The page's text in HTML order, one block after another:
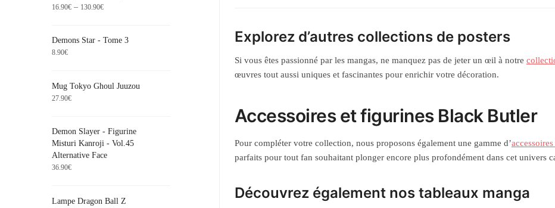
Explorez d’autres collections de posters
Si vous êtes passionné par les mangas, ne manquez pas de jeter un œil à notre
œuvres tout aussi uniques et fascinantes pour enrichir votre décoration.
Accessoires et figurines Black Butler
Pour compléter votre collection, nous proposons également une gamme d’
parfaits pour tout fan souhaitant plonger encore plus profondément dans cet univers
Découvrez également nos tableaux manga
16.90€ – 130.90€
Demons Star - Tome 3
8.90€
Mug Tokyo Ghoul Juuzou
27.90€
Demon Slayer - Figurine
Misturi Kanroji - Vol.45
Alternative Face
36.90€
Lampe Dragon Ball Z